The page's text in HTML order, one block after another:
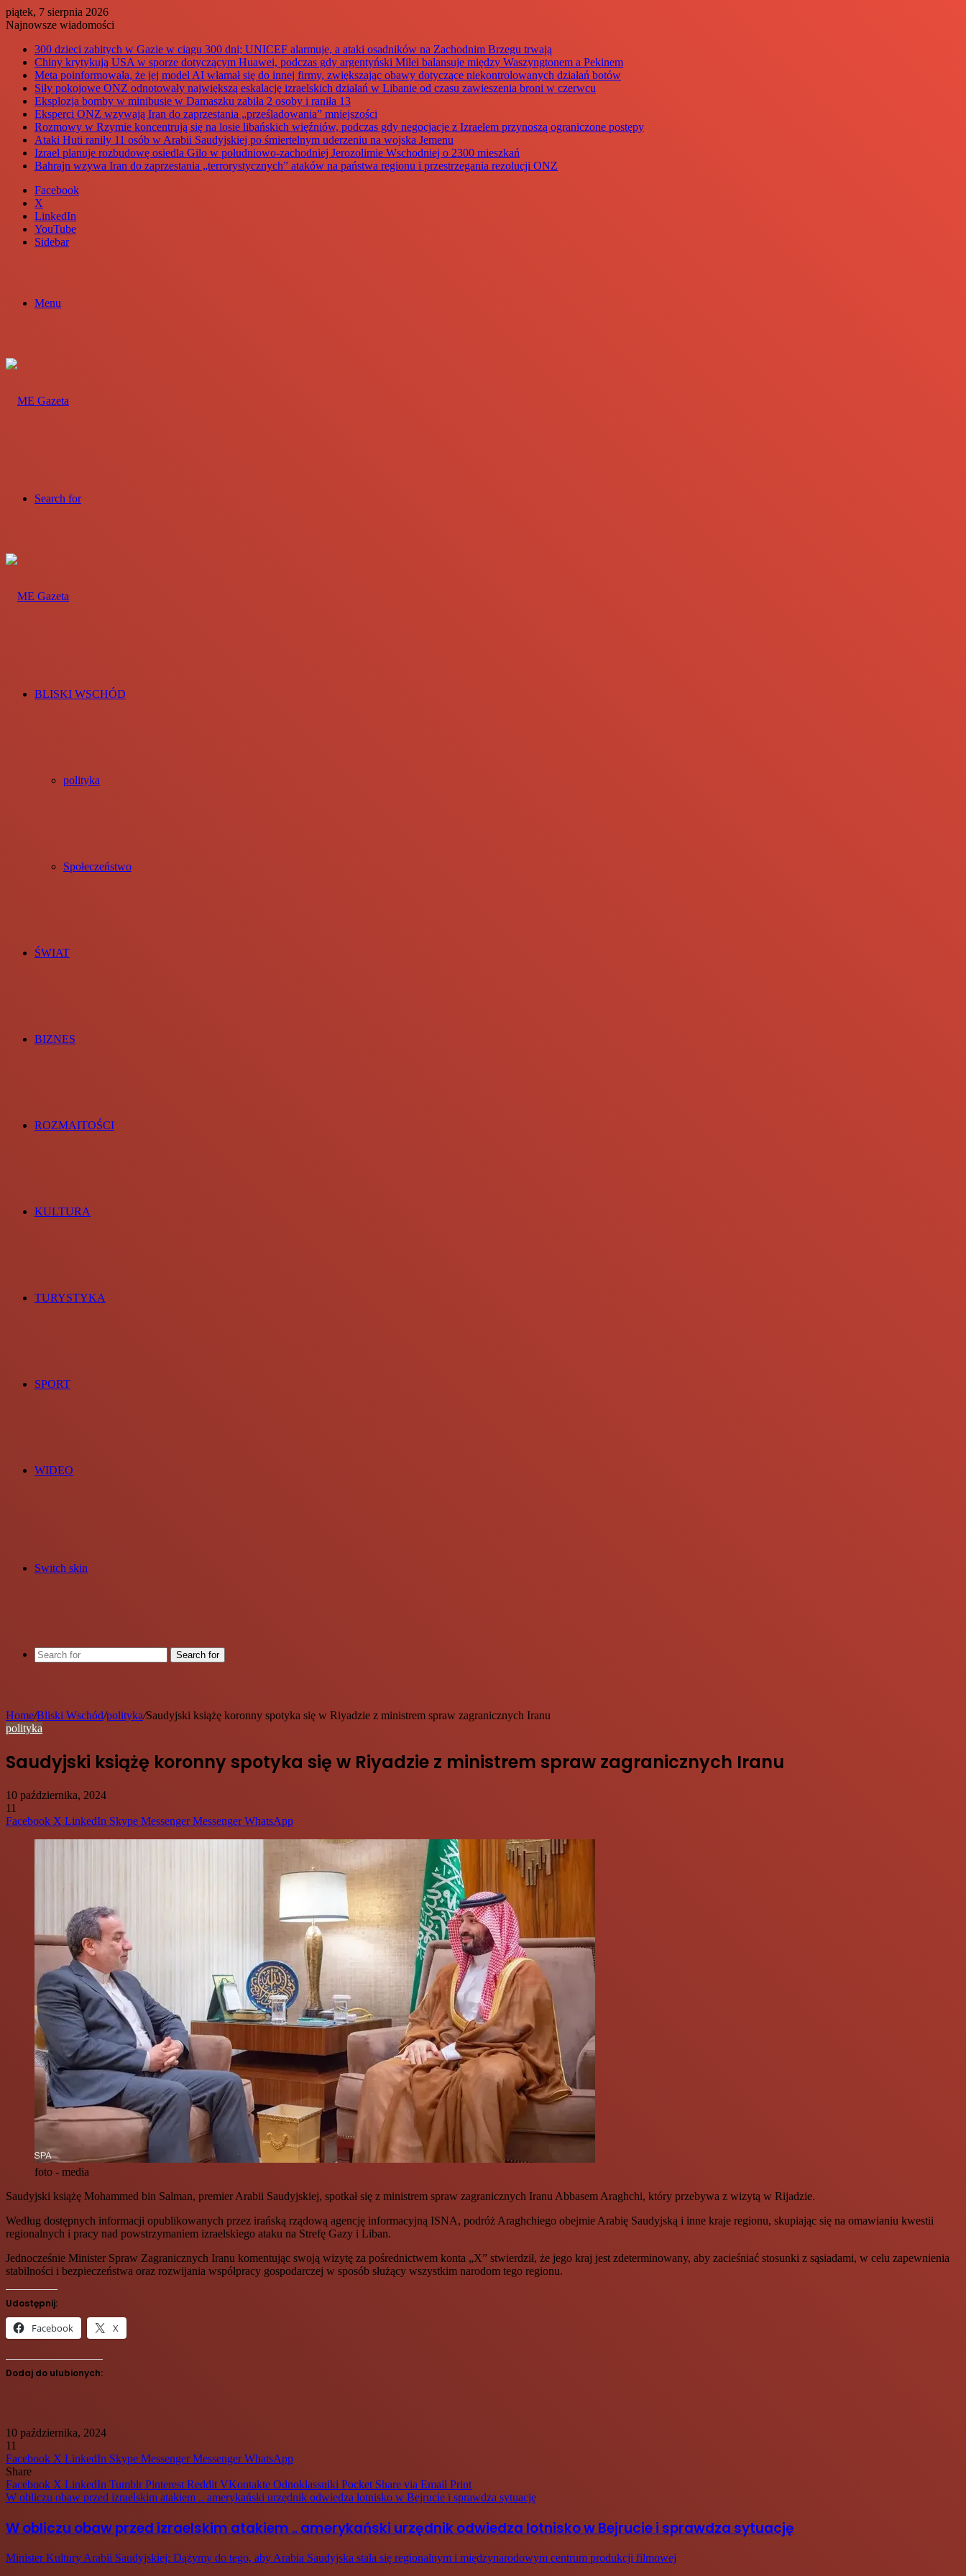
piątek, 7 sierpnia 2026
Najnowsze wiadomości
300 dzieci zabitych w Gazie w ciągu 300 dni; UNICEF alarmuje, a ataki osadników na Zachodnim Brzegu trwają
Chiny krytykują USA w sporze dotyczącym Huawei, podczas gdy argentyński Milei balansuje między Waszyngtonem a Pekinem
Meta poinformowała, że jej model AI włamał się do innej firmy, zwiększając obawy dotyczące niekontrolowanych działań botów
Siły pokojowe ONZ odnotowały największą eskalację izraelskich działań w Libanie od czasu zawieszenia broni w czerwcu
Eksplozja bomby w minibusie w Damaszku zabiła 2 osoby i raniła 13
Eksperci ONZ wzywają Iran do zaprzestania „prześladowania” mniejszości
Rozmowy w Rzymie koncentrują się na losie libańskich więźniów, podczas gdy negocjacje z Izraelem przynoszą ograniczone postępy
Ataki Huti raniły 11 osób w Arabii Saudyjskiej po śmiertelnym uderzeniu na wojska Jemenu
Izrael planuje rozbudowę osiedla Gilo w południowo-zachodniej Jerozolimie Wschodniej o 2300 mieszkań
Bahrajn wzywa Iran do zaprzestania „terrorystycznych” ataków na państwa regionu i przestrzegania rezolucji ONZ
Facebook
X
LinkedIn
YouTube
Sidebar
Menu
Search for
BLISKI WSCHÓD
polityka
Społeczeństwo
ŚWIAT
BIZNES
ROZMAITOŚCI
KULTURA
TURYSTYKA
SPORT
WIDEO
Switch skin
Search for
Home/Bliski Wschód/polityka/Saudyjski książę koronny spotyka się w Riyadzie z ministrem spraw zagranicznych Iranu
polityka
Saudyjski książę koronny spotyka się w Riyadzie z ministrem spraw zagranicznych Iranu
10 października, 2024
11
Facebook X LinkedIn Skype Messenger Messenger WhatsApp
foto - media
Saudyjski książę Mohammed bin Salman, premier Arabii Saudyjskiej, spotkał się z ministrem spraw zagranicznych Iranu Abbasem Araghchi, który przebywa z wizytą w Rijadzie.
Według dostępnych informacji opublikowanych przez irańską rządową agencję informacyjną ISNA, podróż Araghchiego obejmie Arabię Saudyjską i inne kraje regionu, skupiając się na omawianiu kwestii
regionalnych i pracy nad powstrzymaniem izraelskiego ataku na Strefę Gazy i Liban.
Jednocześnie Minister Spraw Zagranicznych Iranu komentując swoją wizytę za pośrednictwem konta „X” stwierdził, że jego kraj jest zdeterminowany, aby zacieśniać stosunki z sąsiadami, w celu zapewnienia
stabilności i bezpieczeństwa oraz rozwijania współpracy gospodarczej w sposób służący wszystkim narodom tego regionu.
Udostępnij:
Facebook X
Dodaj do ulubionych:
10 października, 2024
11
Facebook X LinkedIn Skype Messenger Messenger WhatsApp
Share
Facebook X LinkedIn Tumblr Pinterest Reddit VKontakte Odnoklassniki Pocket Share via Email Print
W obliczu obaw przed izraelskim atakiem .. amerykański urzędnik odwiedza lotnisko w Bejrucie i sprawdza sytuację
W obliczu obaw przed izraelskim atakiem .. amerykański urzędnik odwiedza lotnisko w Bejrucie i sprawdza sytuację
Minister Kultury Arabii Saudyjskiej: Dążymy do tego, aby Arabia Saudyjska stała się regionalnym i międzynarodowym centrum produkcji filmowej